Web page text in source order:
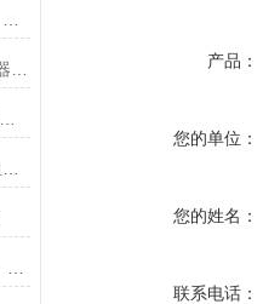
产品：
您的单位：
您的姓名：
联系电话：